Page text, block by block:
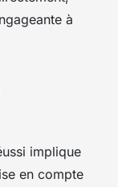
à
implique
en compte